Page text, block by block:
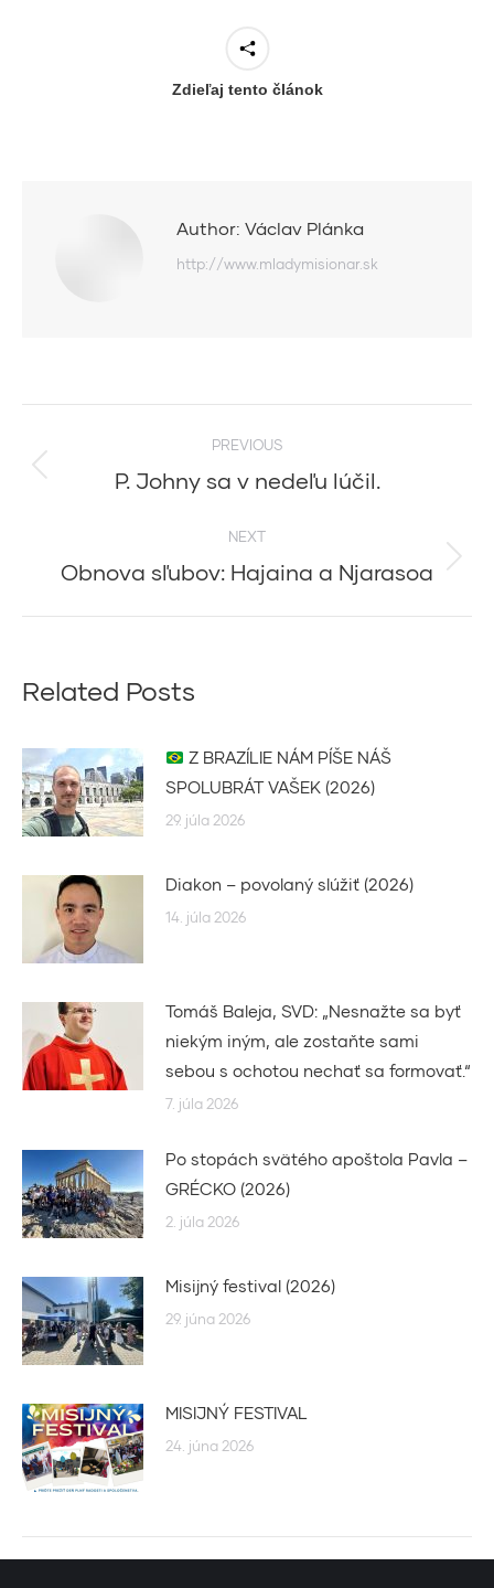
Zdieľaj tento článok
Author: Václav Plánka
http://www.mladymisionar.sk
navigation
PREVIOUS
Previous
P. Johny sa v nedeľu lúčil.
NEXT
Next
Obnova sľubov: Hajaina a Njarasoa
Related Posts
Z BRAZÍLIE NÁM PÍŠE NÁŠ
SPOLUBRÁT VAŠEK (2026)
29. júla 2026
Diakon – povolaný slúžiť (2026)
14. júla 2026
Tomáš Baleja, SVD: „Nesnažte sa byť
niekým iným, ale zostaňte sami
sebou s ochotou nechať sa formovať.“
7. júla 2026
Po stopách svätého apoštola Pavla –
GRÉCKO (2026)
2. júla 2026
Misijný festival (2026)
29. júna 2026
MISIJNÝ FESTIVAL
24. júna 2026